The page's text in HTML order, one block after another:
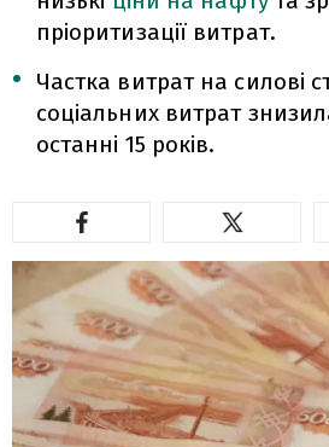
пріоритизації витрат.
Частка витрат на силові
соціальних витрат
останні 15 років.